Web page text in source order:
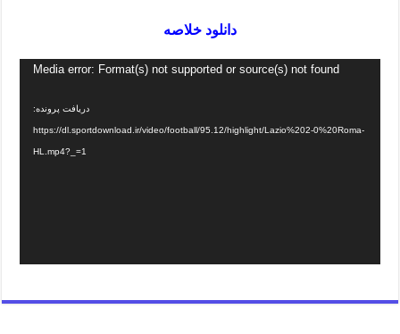
دانلود خلاصه
Media error: Format(s) not supported or source(s) not found
دریافت پرونده:
https://dl.sportdownload.ir/video/football/95.12/highlight/Lazio%202-0%20Roma-
HL.mp4?_=1